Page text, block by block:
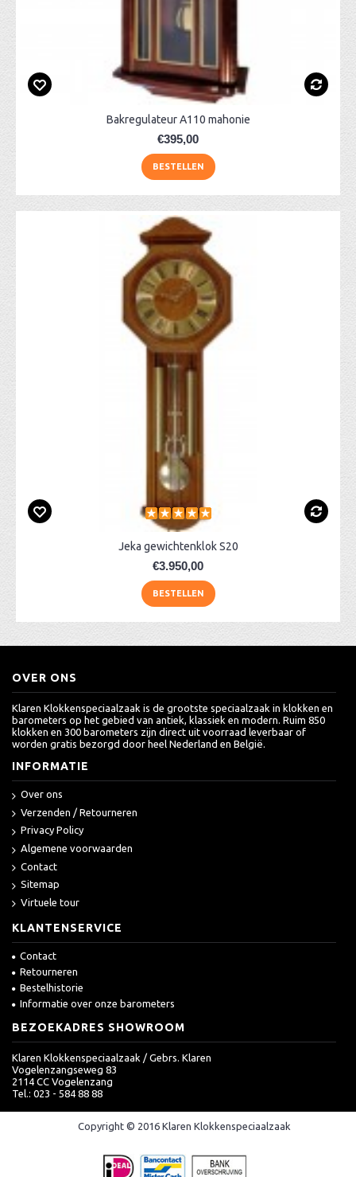
Bakregulateur A110 mahonie
€395,00
BESTELLEN
Jeka gewichtenklok S20
€3.950,00
BESTELLEN
OVER ONS
Klaren Klokkenspeciaalzaak is de grootste speciaalzaak in klokken en
barometers op het gebied van antiek, klassiek en modern. Ruim 850
klokken en 300 barometers zijn direct uit voorraad leverbaar of
worden gratis bezorgd door heel Nederland en België.
INFORMATIE
Over ons
Verzenden / Retourneren
Privacy Policy
Algemene voorwaarden
Contact
Sitemap
Virtuele tour
KLANTENSERVICE
Contact
Retourneren
Bestelhistorie
Informatie over onze barometers
BEZOEKADRES SHOWROOM
Klaren Klokkenspeciaalzaak / Gebrs. Klaren
Vogelenzangseweg 83
2114 CC Vogelenzang
Tel.: 023 - 584 88 88
Copyright © 2016 Klaren Klokkenspeciaalzaak